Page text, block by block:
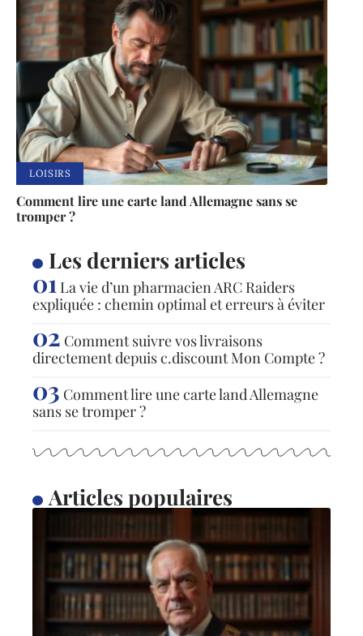
LOISIRS
Comment lire une carte land Allemagne sans se
tromper ?
Les derniers articles
La vie d’un pharmacien ARC Raiders
expliquée : chemin optimal et erreurs à éviter
Comment suivre vos livraisons
directement depuis c.discount Mon Compte ?
Comment lire une carte land Allemagne
sans se tromper ?
Articles populaires